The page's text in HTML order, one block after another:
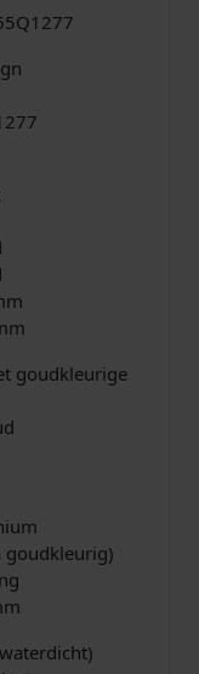
goudkleurige
goudkleurig)